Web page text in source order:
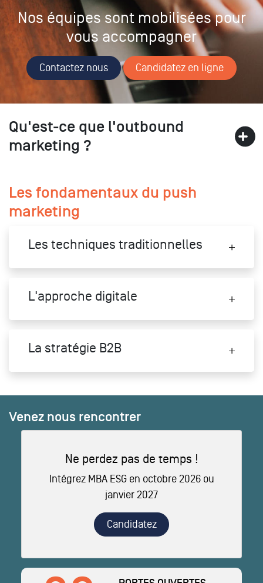
Nos équipes sont mobilisées pour
vous accompagner
Contactez nous Candidatez en ligne
Qu'est-ce que l'outbound
marketing ?
Les fondamentaux du push
marketing
Les techniques traditionnelles
L'approche digitale
La stratégie B2B
Venez nous rencontrer
Ne perdez pas de temps !
Intégrez MBA ESG en octobre 2026 ou
janvier 2027
Candidatez